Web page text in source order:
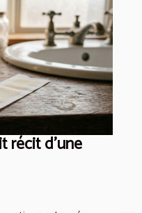
récit d’une